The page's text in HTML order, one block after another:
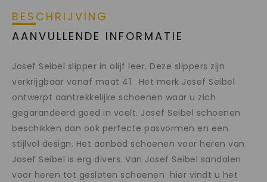
BESCHRIJVING
AANVULLENDE INFORMATIE
Josef Seibel slipper in olijf leer. Deze slippers zijn
verkrijgbaar vanaf maat 41. Het merk Josef Seibel
ontwerpt aantrekkelijke schoenen waar u zich
gegarandeerd goed in voelt. Josef Seibel schoenen
beschikken dan ook perfecte pasvormen en een
stijlvol design. Het aanbod schoenen voor heren van
Josef Seibel is erg divers. Van Josef Seibel sandalen
voor heren tot gesloten schoenen hier vindt u het